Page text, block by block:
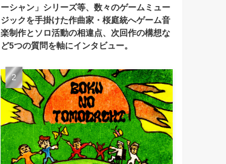
ーシャン」シリーズ等、数々のゲームミュー
ジックを手掛けた作曲家・桜庭統へゲーム音
楽制作とソロ活動の相違点、次回作の構想な
ど5つの質問を軸にインタビュー。